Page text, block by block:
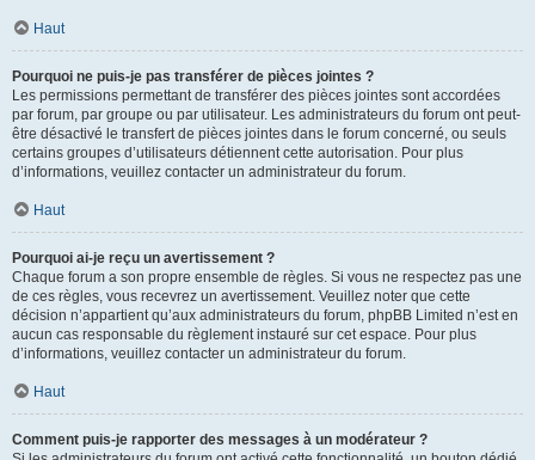
Haut
Pourquoi ne puis-je pas transférer de pièces jointes ?
Les permissions permettant de transférer des pièces jointes sont accordées
par forum, par groupe ou par utilisateur. Les administrateurs du forum ont peut-
être désactivé le transfert de pièces jointes dans le forum concerné, ou seuls
certains groupes d’utilisateurs détiennent cette autorisation. Pour plus
d’informations, veuillez contacter un administrateur du forum.
Haut
Pourquoi ai-je reçu un avertissement ?
Chaque forum a son propre ensemble de règles. Si vous ne respectez pas une
de ces règles, vous recevrez un avertissement. Veuillez noter que cette
décision n’appartient qu’aux administrateurs du forum, phpBB Limited n’est en
aucun cas responsable du règlement instauré sur cet espace. Pour plus
d’informations, veuillez contacter un administrateur du forum.
Haut
Comment puis-je rapporter des messages à un modérateur ?